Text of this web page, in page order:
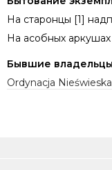
На старонцы [1]
На асобных
Бывшие владельцы
Ordynacja